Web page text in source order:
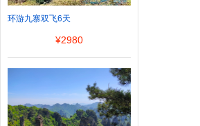
环游九寨双飞6天
¥2980